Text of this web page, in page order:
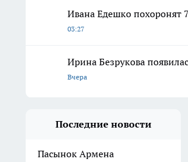
Ивана Едешко похоронят
03:27
Ирина Безрукова
Вчера
Последние новости
Пасынок Армена